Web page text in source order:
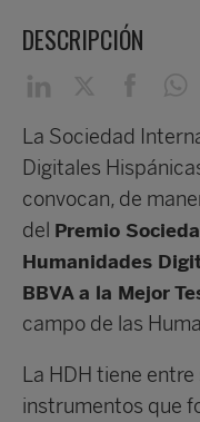
DESCRIPCIÓN
La Sociedad
Digitales
convocan, de
del Premio
Humanidades
BBVA a la Mejor
campo de las
La HDH tiene
instrumentos que